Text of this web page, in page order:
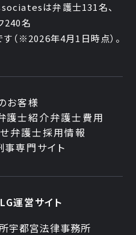
は弁護士131名、
240名
す （※2026年4月1日時点）。
お客様
護士紹介弁護士費用
弁護士採用情報
事専門サイト
運営サイト
宇都宮法律事務所